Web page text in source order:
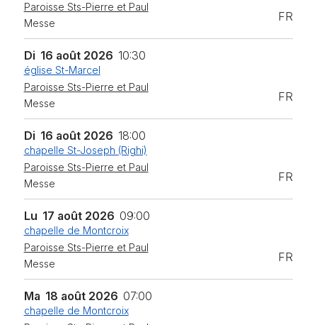
Paroisse Sts-Pierre et Paul
Messe
FR
Di 16 août 2026 10:30
église St-Marcel
Paroisse Sts-Pierre et Paul
Messe
FR
Di 16 août 2026 18:00
chapelle St-Joseph (Righi)
Paroisse Sts-Pierre et Paul
Messe
FR
Lu 17 août 2026 09:00
chapelle de Montcroix
Paroisse Sts-Pierre et Paul
Messe
FR
Ma 18 août 2026 07:00
chapelle de Montcroix